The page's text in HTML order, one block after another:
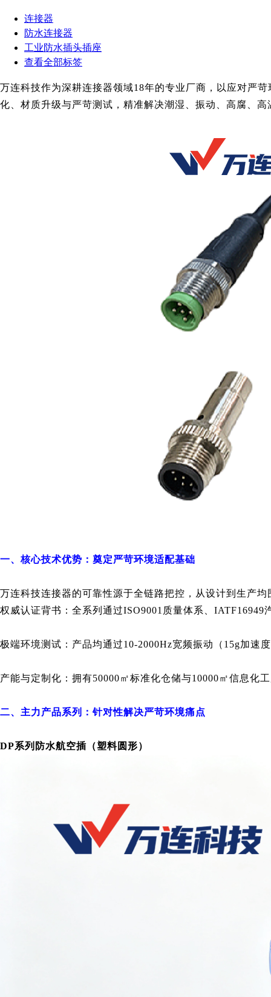
连接器
防水连接器
工业防水插头插座
查看全部标签
万连科技作为深耕连接器领域18年的专业厂商，以应对严
化、材质升级与严苛测试，精准解决潮湿、振动、高腐、
一、核心技术优势：奠定严苛环境适配基础
万连科技连接器的可靠性源于全链路把控，从设计到生产均
权威认证背书：全系列通过ISO9001质量体系、
极端环境测试：产品均通过10-2000Hz宽频振动（15g加
产能与定制化：拥有50000㎡标准化仓储与10000㎡信息化
二、主力产品系列：针对性解决严苛环境痛点
DP系列防水航空插（塑料圆形）